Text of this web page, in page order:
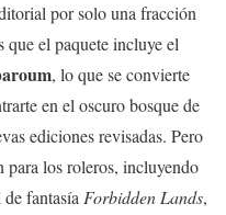
por solo una fracción
el paquete incluye el
, lo que se convierte
en el oscuro bosque de
ediciones revisadas. Pero
para los roleros, incluyendo
fantasía Forbidden Lands,